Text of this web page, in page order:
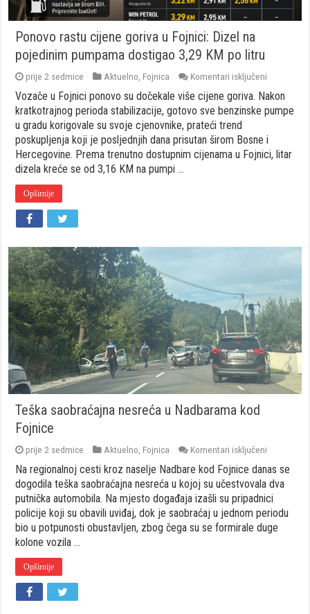
Ponovo rastu cijene goriva u Fojnici: Dizel na
pojedinim pumpama dostigao 3,29 KM po litru
prije 2 sedmice Aktuelno Fojnica Komentari isključeni
rastu
cijene
goriva
Fojnici:
Dizel
Vozače u Fojnici ponovo su dočekale više cijene goriva. Nakon
kratkotrajnog perioda stabilizacije, gotovo sve benzinske pumpe
u gradu korigovale su svoje cjenovnike, prateći trend
poskupljenja koji je posljednjih dana prisutan širom Bosne i
Hercegovine. Prema trenutno dostupnim cijenama u Fojnici, litar
dizela kreće se od 3,16 KM na pumpi …
Opširnije
Teška saobraćajna nesreća u Nadbarama kod
Fojnice
prije 2 sedmice Aktuelno Fojnica Komentari isključeni
nesreća
u
kod
Fojnice
Na regionalnoj cesti kroz naselje Nadbare kod Fojnice danas se
dogodila teška saobraćajna nesreća u kojoj su učestvovala dva
putnička automobila. Na mjesto događaja izašli su pripadnici
policije koji su obavili uviđaj, dok je saobraćaj u jednom periodu
bio u potpunosti obustavljen, zbog čega su se formirale duge
kolone vozila …
Opširnije